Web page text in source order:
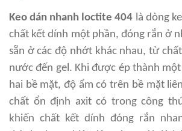
Keo dán nhanh loctite 404 là dòng
chất kết dính một phần, đóng rắn ở
sẵn ở các độ nhớt khác nhau, từ
nước đến gel. Khi được ép thành
hai bề mặt, độ ẩm có trên bề mặt
chất ổn định axit có trong công
khiến chất kết dính đóng rắn